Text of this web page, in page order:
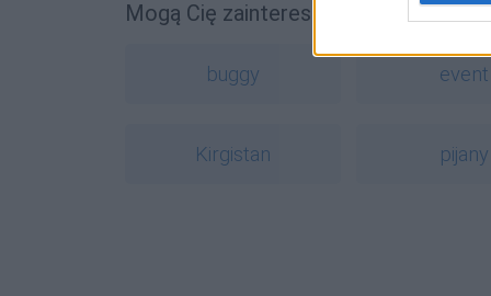
Mogą Cię zainteresować również
buggy event
Kirgistan pijany